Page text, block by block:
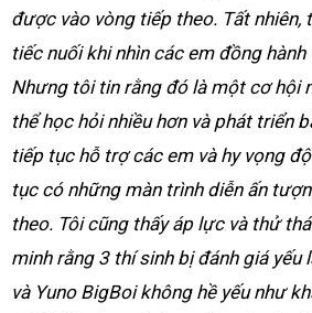
được vào vòng tiếp theo. Tất nhiên,
tiếc nuối khi nhìn các em đồng
Nhưng tôi tin rằng đó là một cơ hội
thể học hỏi nhiều hơn và phát triển
tiếp tục hỗ trợ các em và hy vọng
tục có những màn trình diễn ấn
theo. Tôi cũng thấy áp lực và thử
minh rằng 3 thí sinh bị đánh giá yếu
và Yuno BigBoi không hề yếu như